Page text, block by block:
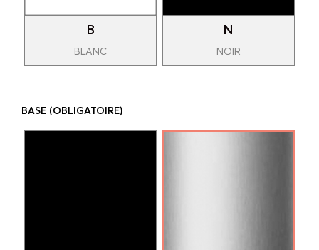
B
BLANC
N
NOIR
BASE (OBLIGATOIRE)